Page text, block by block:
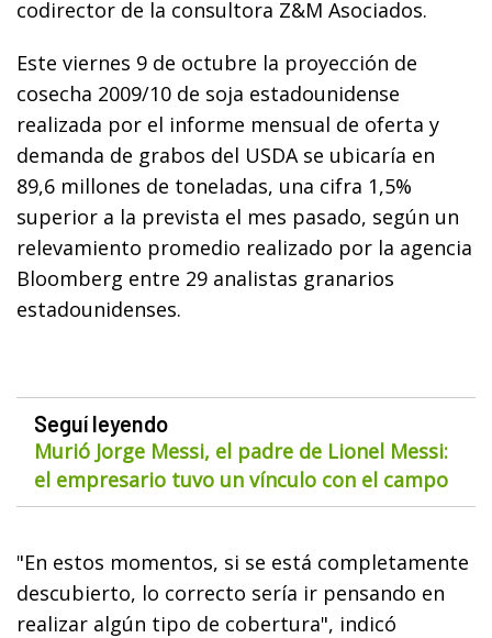
codirector de la consultora Z&M Asociados.
Este viernes 9 de octubre la proyección de
cosecha 2009/10 de soja estadounidense
realizada por el informe mensual de oferta y
demanda de grabos del USDA se ubicaría en
89,6 millones de toneladas, una cifra 1,5%
superior a la prevista el mes pasado, según un
relevamiento promedio realizado por la agencia
Bloomberg entre 29 analistas granarios
estadounidenses.
Seguí leyendo
Murió Jorge Messi, el padre de Lionel Messi:
el empresario tuvo un vínculo con el campo
"En estos momentos, si se está completamente
descubierto, lo correcto sería ir pensando en
realizar algún tipo de cobertura", indicó